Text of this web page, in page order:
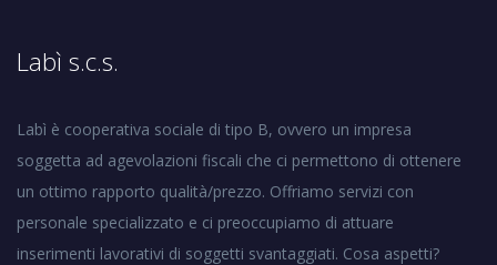
Labì s.c.s.
Labì è cooperativa sociale di tipo B, ovvero un impresa
soggetta ad agevolazioni fiscali che ci permettono di ottenere
un ottimo rapporto qualità/prezzo. Offriamo servizi con
personale specializzato e ci preoccupiamo di attuare
inserimenti lavorativi di soggetti svantaggiati. Cosa aspetti?